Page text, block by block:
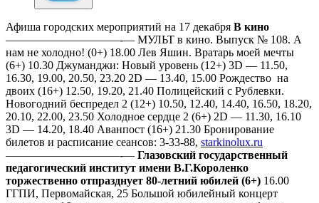
Афиша городских мероприятий на 17 декабря В кино
——————————-— МУЛЬТ в кино. Выпуск № 108. А
нам не холодно! (0+) 18.00 Лев Яшин. Вратарь моей мечты
(6+) 10.30 Джуманджи: Новый уровень (12+) 3D — 11.50,
16.30, 19.00, 20.50, 23.20 2D — 13.40, 15.00 Рождество на
двоих (16+) 12.50, 19.20, 21.40 Полицейский с Рублевки.
Новогодний беспредел 2 (12+) 10.50, 12.40, 14.40, 16.50, 18.20,
20.10, 22.00, 23.50 Холодное сердце 2 (6+) 2D — 11.30, 16.10
3D — 14.20, 18.40 Аванпост (16+) 21.30 Бронирование
билетов и расписание сеансов: 3-33-88, starkinolux.ru
——————————-— Глазовский государственный
педагогический институт имени В.Г.Короленко
торжественно отпразднует 80-летний юбилей (6+) 16.00
ГГПИ, Первомайская, 25 Большой юбилейный концерт